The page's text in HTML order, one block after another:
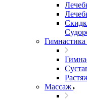
Гимнастика
Массаж